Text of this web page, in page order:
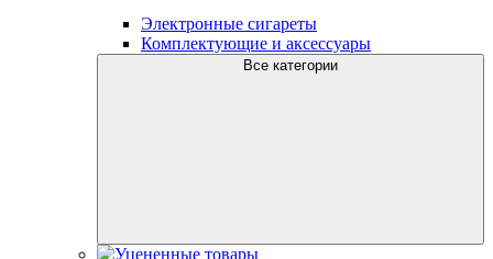
Электронные сигареты
Комплектующие и аксессуары
Все категории